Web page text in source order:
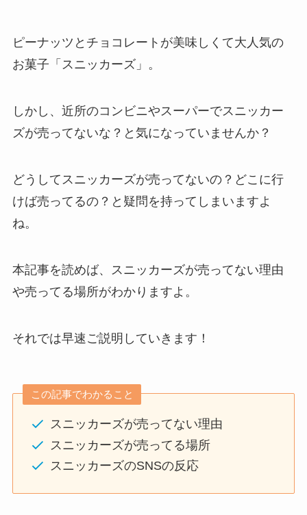
ピーナッツとチョコレートが美味しくて大人気の
お菓子「スニッカーズ」。
しかし、近所のコンビニやスーパーでスニッカー
ズが売ってないな？と気になっていませんか？
どうしてスニッカーズが売ってないの？どこに行
けば売ってるの？と疑問を持ってしまいますよ
ね。
本記事を読めば、スニッカーズが売ってない理由
や売ってる場所がわかりますよ。
それでは早速ご説明していきます！
この記事でわかること
スニッカーズが売ってない理由
スニッカーズが売ってる場所
スニッカーズのSNSの反応